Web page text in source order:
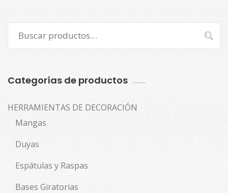
por:
Buscar
Categorías de productos
HERRAMIENTAS DE DECORACIÓN
Mangas
Duyas
Espátulas y Raspas
Bases Giratorias